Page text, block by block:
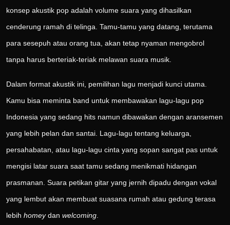
konsep akustik pop adalah volume suara yang dihasilkan
cenderung ramah di telinga. Tamu-tamu yang datang, terutama
para sesepuh atau orang tua, akan tetap nyaman mengobrol
tanpa harus berteriak-teriak melawan suara musik.
Dalam format akustik ini, pemilihan lagu menjadi kunci utama.
Kamu bisa meminta band untuk membawakan lagu-lagu pop
Indonesia yang sedang hits namun dibawakan dengan aransemen
yang lebih pelan dan santai. Lagu-lagu tentang keluarga,
persahabatan, atau lagu-lagu cinta yang sopan sangat pas untuk
mengisi latar suara saat tamu sedang menikmati hidangan
prasmanan. Suara petikan gitar yang jernih dipadu dengan vokal
yang lembut akan membuat suasana rumah atau gedung terasa
lebih homeydan welcoming